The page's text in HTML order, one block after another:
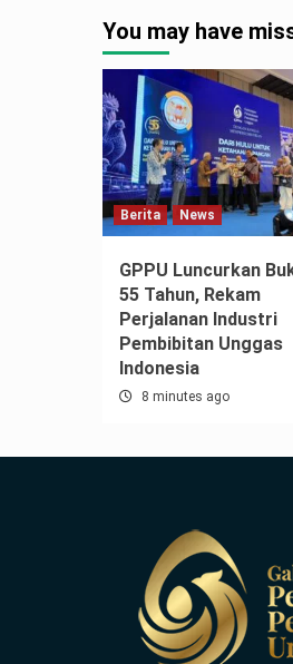
You may have
Berita News
GPPU Luncurkan
55 Tahun, Rekam
Perjalanan Industri
Pembibitan Unggas
Indonesia
8 minutes ago